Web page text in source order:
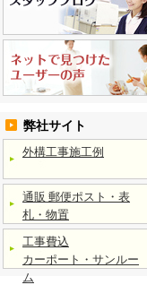
弊社サイト
外構工事施工例
通販 郵便ポスト・表
札・物置
工事費込
カーポート・サンルー
ム